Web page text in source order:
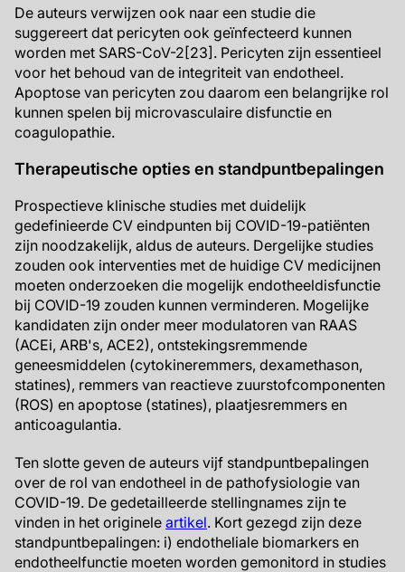
De auteurs verwijzen ook naar een studie die
suggereert dat pericyten ook geïnfecteerd kunnen
worden met SARS-CoV-2[23]. Pericyten zijn essentieel
voor het behoud van de integriteit van endotheel.
Apoptose van pericyten zou daarom een belangrijke rol
kunnen spelen bij microvasculaire disfunctie en
coagulopathie.
Therapeutische opties en standpuntbepalingen
Prospectieve klinische studies met duidelijk
gedefinieerde CV eindpunten bij COVID-19-patiënten
zijn noodzakelijk, aldus de auteurs. Dergelijke studies
zouden ook interventies met de huidige CV medicijnen
moeten onderzoeken die mogelijk endotheeldisfunctie
bij COVID-19 zouden kunnen verminderen. Mogelijke
kandidaten zijn onder meer modulatoren van RAAS
(ACEi, ARB's, ACE2), ontstekingsremmende
geneesmiddelen (cytokineremmers, dexamethason,
statines), remmers van reactieve zuurstofcomponenten
(ROS) en apoptose (statines), plaatjesremmers en
anticoagulantia.
Ten slotte geven de auteurs vijf standpuntbepalingen
over de rol van endotheel in de pathofysiologie van
COVID-19. De gedetailleerde stellingnames zijn te
vinden in het originele artikel. Kort gezegd zijn deze
standpuntbepalingen: i) endotheliale biomarkers en
endotheelfunctie moeten worden gemonitord in studies